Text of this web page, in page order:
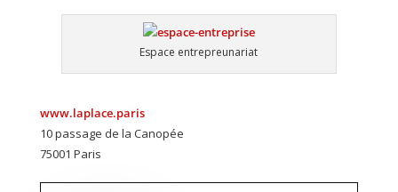
Espace entrepreunariat
www.laplace.paris
10 passage de la Canopée
75001 Paris